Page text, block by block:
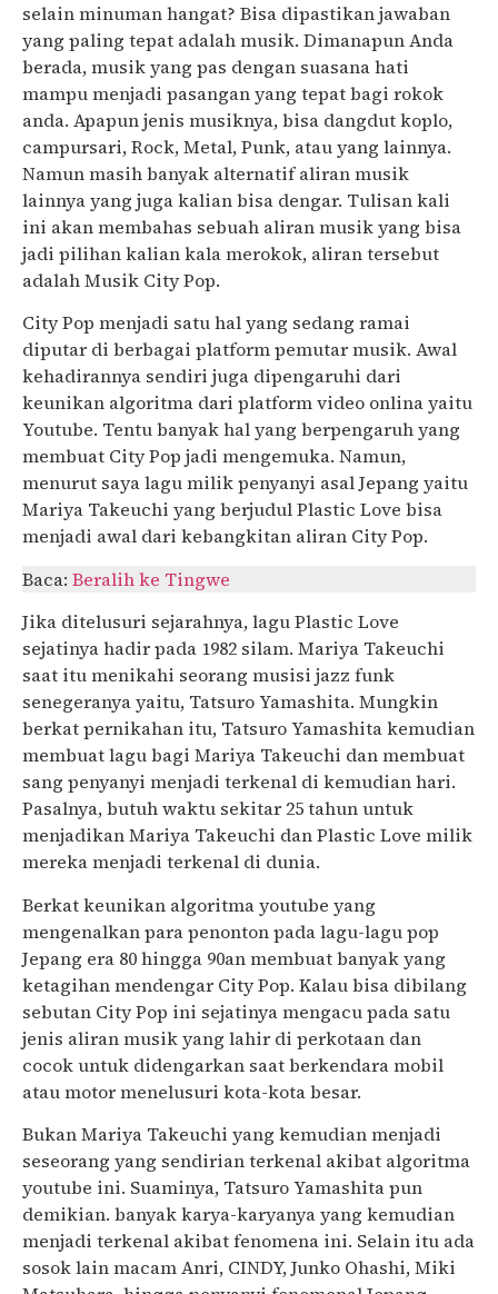
selain minuman hangat? Bisa dipastikan jawaban
yang paling tepat adalah musik. Dimanapun Anda
berada, musik yang pas dengan suasana hati
mampu menjadi pasangan yang tepat bagi rokok
anda. Apapun jenis musiknya, bisa dangdut koplo,
campursari, Rock, Metal, Punk, atau yang lainnya.
Namun masih banyak alternatif aliran musik
lainnya yang juga kalian bisa dengar. Tulisan kali
ini akan membahas sebuah aliran musik yang bisa
jadi pilihan kalian kala merokok, aliran tersebut
adalah Musik City Pop.
City Pop menjadi satu hal yang sedang ramai
diputar di berbagai platform pemutar musik. Awal
kehadirannya sendiri juga dipengaruhi dari
keunikan algoritma dari platform video onlina yaitu
Youtube. Tentu banyak hal yang berpengaruh yang
membuat City Pop jadi mengemuka. Namun,
menurut saya lagu milik penyanyi asal Jepang yaitu
Mariya Takeuchi yang berjudul Plastic Love bisa
menjadi awal dari kebangkitan aliran City Pop.
Baca: Beralih ke Tingwe
Jika ditelusuri sejarahnya, lagu Plastic Love
sejatinya hadir pada 1982 silam. Mariya Takeuchi
saat itu menikahi seorang musisi jazz funk
senegeranya yaitu, Tatsuro Yamashita. Mungkin
berkat pernikahan itu, Tatsuro Yamashita kemudian
membuat lagu bagi Mariya Takeuchi dan membuat
sang penyanyi menjadi terkenal di kemudian hari.
Pasalnya, butuh waktu sekitar 25 tahun untuk
menjadikan Mariya Takeuchi dan Plastic Love milik
mereka menjadi terkenal di dunia.
Berkat keunikan algoritma youtube yang
mengenalkan para penonton pada lagu-lagu pop
Jepang era 80 hingga 90an membuat banyak yang
ketagihan mendengar City Pop. Kalau bisa dibilang
sebutan City Pop ini sejatinya mengacu pada satu
jenis aliran musik yang lahir di perkotaan dan
cocok untuk didengarkan saat berkendara mobil
atau motor menelusuri kota-kota besar.
Bukan Mariya Takeuchi yang kemudian menjadi
seseorang yang sendirian terkenal akibat algoritma
youtube ini. Suaminya, Tatsuro Yamashita pun
demikian. banyak karya-karyanya yang kemudian
menjadi terkenal akibat fenomena ini. Selain itu ada
sosok lain macam Anri, CINDY, Junko Ohashi, Miki